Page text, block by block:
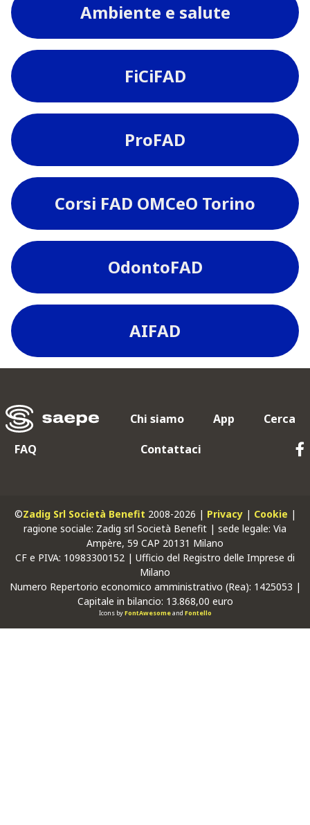
Ambiente e salute
FiCiFAD
ProFAD
Corsi FAD OMCeO Torino
OdontoFAD
AIFAD
Chi siamo App
Cerca
FAQ
Contattaci
©Zadig Srl Società Benefit 2008-2026 | Privacy| Cookie |
ragione sociale: Zadig srl Società Benefit | sede legale: Via
Ampère, 59 CAP 20131 Milano
CF e PIVA: 10983300152 | Ufficio del Registro delle Imprese di
Milano
Numero Repertorio economico amministrativo (Rea): 1425053 |
Capitale in bilancio: 13.868,00 euro
Icons byFontAwesomeand Fontello